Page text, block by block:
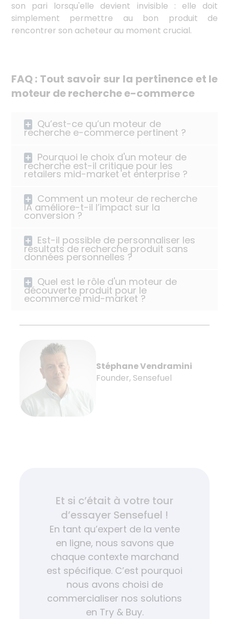
son pari lorsqu'elle devient invisible : elle doit
simplement permettre au bon produit de
rencontrer son acheteur au moment crucial.
FAQ : Tout savoir sur la pertinence et le
moteur de recherche e-commerce
Qu’est-ce qu’un moteur de
recherche e-commerce pertinent ?
Pourquoi le choix d'un moteur de
recherche est-il critique pour les
retailers mid-market et enterprise ?
Comment un moteur de recherche
IA améliore-t-il l’impact sur la
conversion ?
Est-il possible de personnaliser les
résultats de recherche produit sans
données personnelles ?
Quel est le rôle d'un moteur de
découverte produit pour le
ecommerce mid-market ?
Stéphane Vendramini
Founder, Sensefuel
Et si c’était à votre tour
d’essayer Sensefuel !
En tant qu’expert de la vente
en ligne, nous savons que
chaque contexte marchand
est spécifique. C’est pourquoi
nous avons choisi de
commercialiser nos solutions
en Try & Buy.